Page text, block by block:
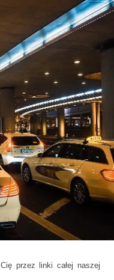
przez linki całej naszej